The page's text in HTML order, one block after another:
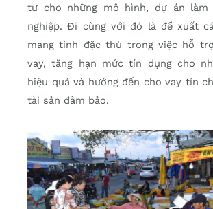
tư cho những mô hình, dự án làm
nghiệp. Đi cùng với đó là đề xuất
mang tính đặc thù trong việc hỗ
vay, tăng hạn mức tín dụng cho
hiệu quả và hướng đến cho vay tín
tài sản đảm bảo.